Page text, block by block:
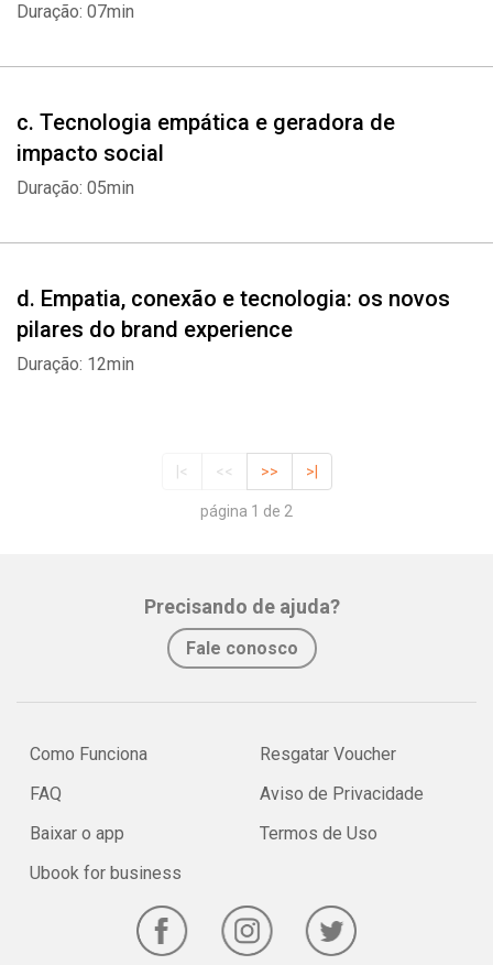
Duração: 07min
c. Tecnologia empática e geradora de
impacto social
Duração: 05min
d. Empatia, conexão e tecnologia: os novos
pilares do brand experience
Duração: 12min
|< << >> >|
página 1 de 2
Precisando de ajuda?
Fale conosco
Como Funciona
FAQ
Baixar o app
Ubook for business
Resgatar Voucher
Aviso de Privacidade
Termos de Uso